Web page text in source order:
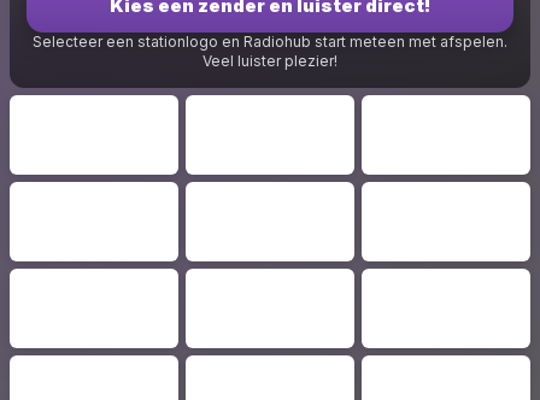
Kies een zender en luister direct!
Selecteer een stationlogo en Radiohub start meteen met afspelen.
Veel luister plezier!